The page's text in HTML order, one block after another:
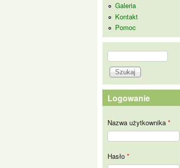
Galeria
Kontakt
Pomoc
Formularz
Szukaj
Logowanie
Nazwa użytkownika *
Hasło *